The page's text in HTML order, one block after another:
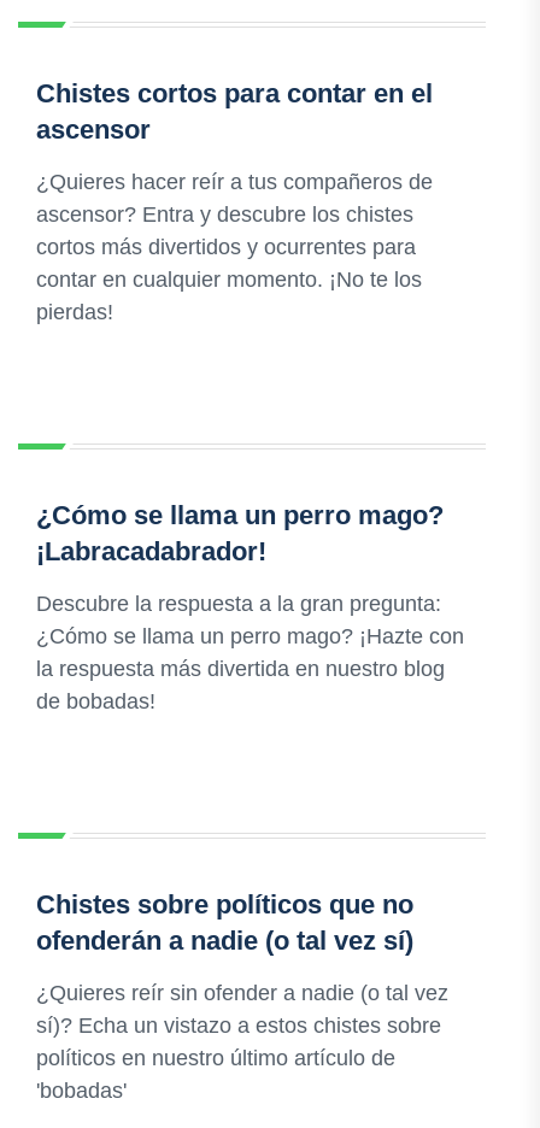
Chistes cortos para contar en el
ascensor
¿Quieres hacer reír a tus compañeros de
ascensor? Entra y descubre los chistes
cortos más divertidos y ocurrentes para
contar en cualquier momento. ¡No te los
pierdas!
¿Cómo se llama un perro mago?
¡Labracadabrador!
Descubre la respuesta a la gran pregunta:
¿Cómo se llama un perro mago? ¡Hazte con
la respuesta más divertida en nuestro blog
de bobadas!
Chistes sobre políticos que no
ofenderán a nadie (o tal vez sí)
¿Quieres reír sin ofender a nadie (o tal vez
sí)? Echa un vistazo a estos chistes sobre
políticos en nuestro último artículo de
'bobadas'